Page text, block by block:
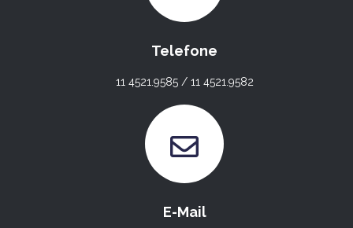
Telefone
11 4521.9585 / 11 4521.9582
E-Mail